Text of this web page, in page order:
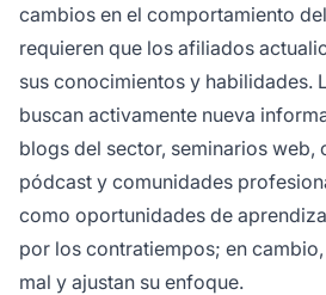
cambios en el comportamiento
requieren que los afiliados
sus conocimientos y habilidades.
buscan activamente nueva
blogs del sector, seminarios web,
pódcast y comunidades
como oportunidades de
por los contratiempos; en
mal y ajustan su enfoque.